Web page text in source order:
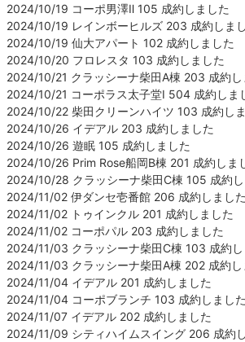
2024/10/19 コーポ男澤Ⅱ 105 成約しました
2024/10/19 レインボーヒルズ 203 成約しま
2024/10/19 仙大アパート 102 成約しました
2024/10/20 フロレスタ 103 成約しました
2024/10/21 クラッシーナ柴田A棟 203 成約し
2024/10/21 コーポラス太子堂Ⅰ 504 成約しま
2024/10/22 柴田クリーンハイツ 103 成約し
2024/10/26 イデアル 203 成約しました
2024/10/26 遊眠 105 成約しました
2024/10/26 Prim Rose船岡B棟 201 成約しま
2024/10/28 クラッシーナ柴田C棟 105 成約し
2024/11/02 伊ダンセ壱番館 206 成約しました
2024/11/02 トゥインクル 201 成約しました
2024/11/02 コーポパル 203 成約しました
2024/11/03 クラッシーナ柴田C棟 103 成約し
2024/11/03 クラッシーナ柴田A棟 202 成約し
2024/11/04 イデアル 201 成約しました
2024/11/04 コーポブランチ 103 成約しました
2024/11/07 イデアル 202 成約しました
2024/11/09 シティハイムスイング 206 成約